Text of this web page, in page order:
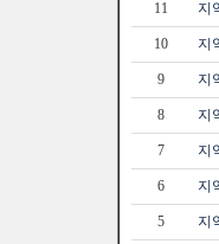
11 지
10 지
9 지
8 지
7 지
6 지
5 지